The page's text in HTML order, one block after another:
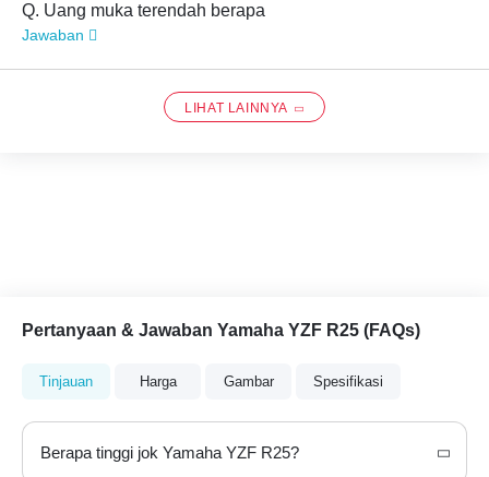
Q. Uang muka terendah berapa
Jawaban
LIHAT LAINNYA
Pertanyaan & Jawaban Yamaha YZF R25 (FAQs)
Tinjauan Harga Gambar Spesifikasi
Berapa tinggi jok Yamaha YZF R25?